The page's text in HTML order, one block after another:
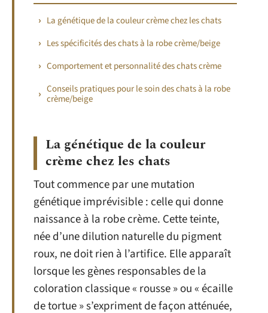
La génétique de la couleur crème chez les chats
Les spécificités des chats à la robe crème/beige
Comportement et personnalité des chats crème
Conseils pratiques pour le soin des chats à la robe
crème/beige
La génétique de la couleur
crème chez les chats
Tout commence par une mutation
génétique imprévisible : celle qui donne
naissance à la robe crème. Cette teinte,
née d’une dilution naturelle du pigment
roux, ne doit rien à l’artifice. Elle apparaît
lorsque les gènes responsables de la
coloration classique « rousse » ou « écaille
de tortue » s’expriment de façon atténuée,